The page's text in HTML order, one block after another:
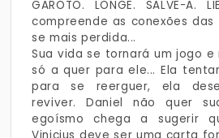
GAROTO. LONGE. SALVE-A.
compreende as conexões
se mais perdida...
Sua vida se tornará um jogo e
só a quer para ele... Ela
para se reerguer, ela
reviver. Daniel não quer
egoísmo chega a sugerir